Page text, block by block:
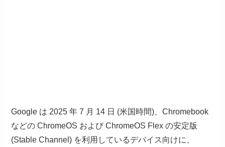
Google は 2025 年 7 月 14 日 (米国時間)、Chromebook
などの ChromeOS および ChromeOS Flex の安定版
(Stable Channel) を利用しているデバイス向けに、